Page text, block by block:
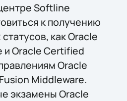
Softline
к получению
как Oracle
Oracle Certified
Oracle
Middleware.
экзамены Oracle